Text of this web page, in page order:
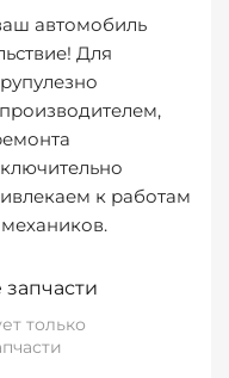
автомобиль
Для
к работам
только